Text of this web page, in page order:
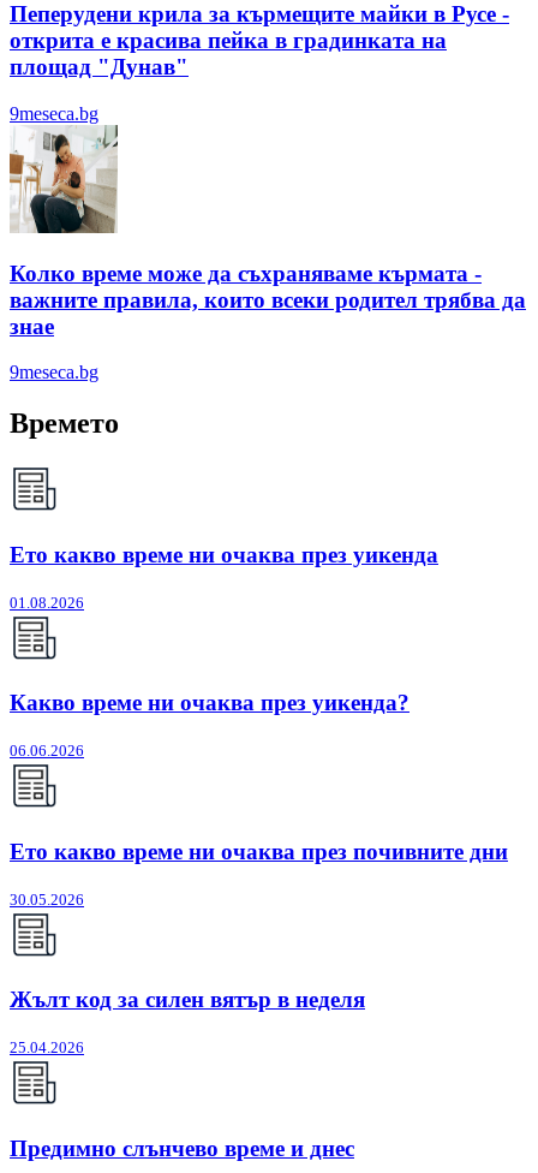
Пеперудени крила за кърмещите майки в Русе -
открита е красива пейка в градинката на
площад "Дунав"
9meseca.bg
Колко време може да съхраняваме кърмата -
важните правила, които всеки родител трябва да
знае
9meseca.bg
Времето
Ето какво време ни очаква през уикенда
01.08.2026
Какво време ни очаква през уикенда?
06.06.2026
Ето какво време ни очаква през почивните дни
30.05.2026
Жълт код за силен вятър в неделя
25.04.2026
Предимно слънчево време и днес